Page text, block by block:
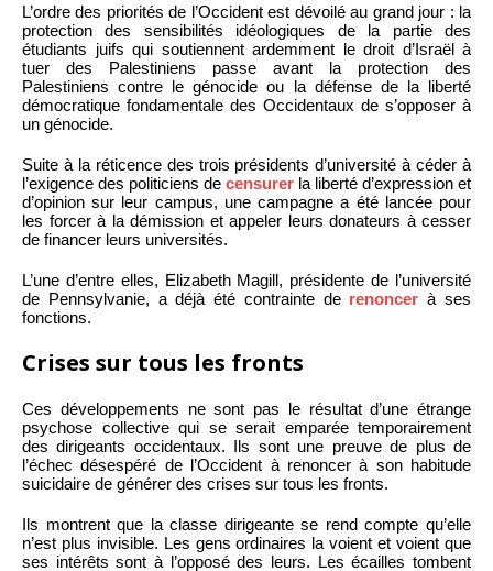
L’ordre des priorités de l’Occident est dévoilé au grand jour : la
protection des sensibilités idéologiques de la partie des
étudiants juifs qui soutiennent ardemment le droit d’Israël à
tuer des Palestiniens passe avant la protection des
Palestiniens contre le génocide ou la défense de la liberté
démocratique fondamentale des Occidentaux de s’opposer à
un génocide.
Suite à la réticence des trois présidents d’université à céder à
l’exigence des politiciens de censurer la liberté d’expression et
d’opinion sur leur campus, une campagne a été lancée pour
les forcer à la démission et appeler leurs donateurs à cesser
de financer leurs universités.
L’une d’entre elles, Elizabeth Magill, présidente de l’université
de Pennsylvanie, a déjà été contrainte de renoncer à ses
fonctions.
Crises sur tous les fronts
Ces développements ne sont pas le résultat d’une étrange
psychose collective qui se serait emparée temporairement
des dirigeants occidentaux. Ils sont une preuve de plus de
l’échec désespéré de l’Occident à renoncer à son habitude
suicidaire de générer des crises sur tous les fronts.
Ils montrent que la classe dirigeante se rend compte qu’elle
n’est plus invisible. Les gens ordinaires la voient et voient que
ses intérêts sont à l’opposé des leurs. Les écailles tombent